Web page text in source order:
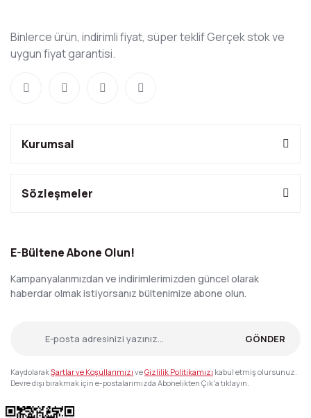
Binlerce ürün, indirimli fiyat, süper teklif Gerçek stok ve
uygun fiyat garantisi.
Kurumsal
Sözleşmeler
E-Bültene Abone Olun!
Kampanyalarımızdan ve indirimlerimizden güncel olarak
haberdar olmak istiyorsanız bültenimize abone olun.
GÖNDER
KaydolarakŞartlar ve Koşullarımızı veGizlilik Politikamızı kabul etmiş olursunuz.
Devre dışı bırakmak için e-postalarımızda Abonelikten Çık'a tıklayın.